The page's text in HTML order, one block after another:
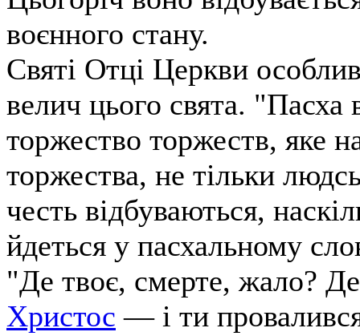
воєнного стану.
Святі Отці Церкви
велич цього свята. "Пасха
торжество торжеств, яке
торжества, не тільки
честь відбуваються,
йдеться у пасхальному
"Де твоє, смерте, жало?
Христос — і ти